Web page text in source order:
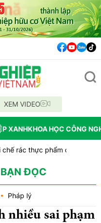
XEM VIDEO
XANHKHOA HỌC CÔNG
thực phẩm có thể làm gia
diệu của thực vật giữa băng
ĐỌC
Pháp lý
nhiều sai phạm